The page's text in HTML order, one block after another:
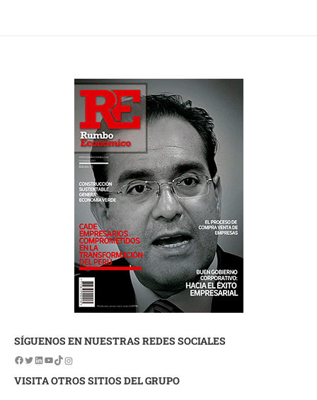
SÍGUENOS EN NUESTRAS REDES SOCIALES
VISITA OTROS SITIOS DEL GRUPO